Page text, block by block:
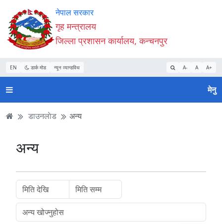
Accessibility
Mode
सुरु
गर्नुहोस्
सामाग्री
पढ्नुहाेस्
नेभिगेसन
पढ्नुहाेस्
वेबसाइट
खोजमा
जानुहोस्
नेपाल सरकार
गृह मन्त्रालय
जिल्ला प्रशासन कार्यालय, कन्चनपुर
EN डार्क मोड न्यून व्यान्डविथ A- A A+
मेनु
डाउनलाेड अन्य
अन्य